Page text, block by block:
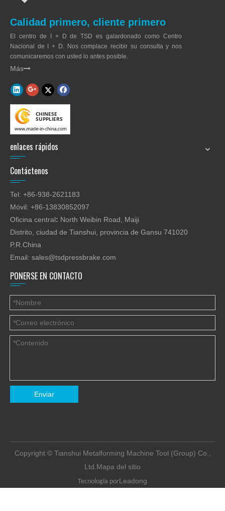
Calidad primero, cliente primero
El centro de I + D de TSD es galardonado como Centro
Nacional de I + D. Nos complace recibir su consulta y nos
comunicaremos con usted lo antes posible.
Más
enlaces rápidos
Contáctenos
Tel: +86-938-2621183
Móvil: +86-13830852097
Oficina central: North Weibin Road, Maiji
Distrito, ciudad de Tianshui, provincia de Gansu 741020
P.R.China
Email: sales@tsdpressbrake.com
PONERSE EN CONTACTO
Enviar
Copyright © Tianshui Metalforming Machine Tool (Group) Co.,
Ltd. Mapa del sitio
Tecnología porLeadong